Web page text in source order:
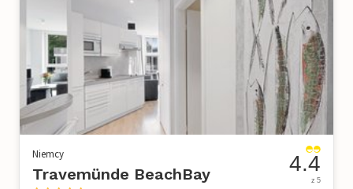
Niemcy
Travemünde BeachBay 4.4
z 5